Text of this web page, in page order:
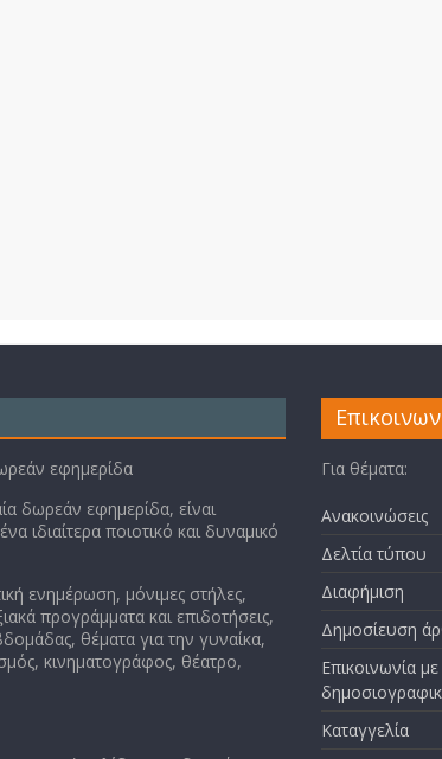
εφημερίδα
δωρεάν εφημερίδα, είναι
ιδιαίτερα ποιοτικό και δυναμικό
ενημέρωση, μόνιμες στήλες,
προγράμματα και επιδοτήσεις,
θέματα για την γυναίκα,
κινηματογράφος, θέατρο,
Για θέματα:
Ανακοινώσεις
Δελτία τύπου
Διαφήμιση
Δημοσίευση
Επικοινωνία με
Καταγγελία